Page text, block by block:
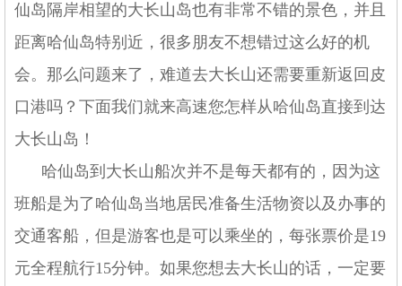
仙岛隔岸相望的大长山岛也有非常不错的景色，并且
距离哈仙岛特别近，很多朋友不想错过这么好的机
会。那么问题来了，难道去大长山还需要重新返回皮
口港吗？下面我们就来高速您怎样从哈仙岛直接到达
大长山岛！
哈仙岛到大长山船次并不是每天都有的，因为这
班船是为了哈仙岛当地居民准备生活物资以及办事的
交通客船，但是游客也是可以乘坐的，每张票价是19
元全程航行15分钟。如果您想去大长山的话，一定要